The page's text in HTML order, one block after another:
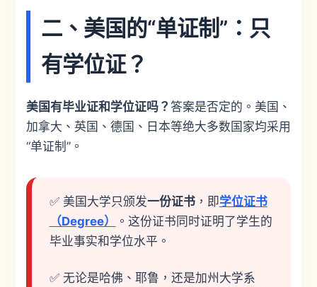
二、美国的“单证制”：只
有学位证？
美国有毕业证和学位证吗？ 答案是否定的。美国、
加拿大、英国、德国、日本等绝大多数国家均采用
“单证制”。
✅ 美国大学只颁发一份证书，即学位证书
（Degree）
。这份证书同时证明了学生的
毕业事实和学位水平。
✅ 无论是哈佛、耶鲁，还是加州大学系